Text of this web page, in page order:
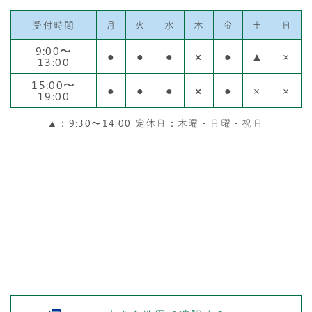
受付時間 月 火 水 木 金 土 日
9:00〜
13:00 ● ● ● × ● ▲
×
15:00〜
19:00 ● ● ● × ● × ×
▲：9:30〜14:00 定休日：木曜・日曜・祝日